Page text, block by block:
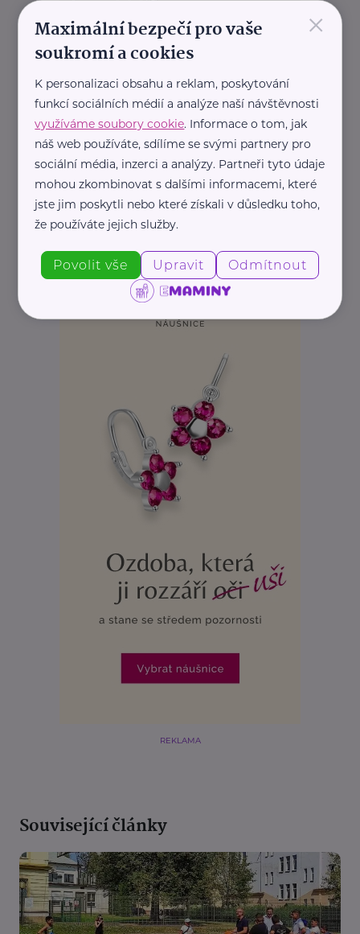
REKLAMA
REKLAMA
Související články
×
Maximální bezpečí pro vaše
soukromí a cookies
K personalizaci obsahu a reklam, poskytování
funkcí sociálních médií a analýze naší návštěvnosti
využíváme soubory cookie. Informace o tom, jak
náš web používáte, sdílíme se svými partnery pro
sociální média, inzerci a analýzy. Partneři tyto údaje
mohou zkombinovat s dalšími informacemi, které
jste jim poskytli nebo které získali v důsledku toho,
že používáte jejich služby.
Povolit vše Upravit Odmítnout